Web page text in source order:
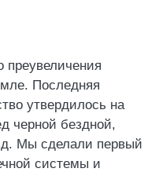
преувеличения
Последняя
утвердилось на
черной бездной,
Мы сделали первый
системы и